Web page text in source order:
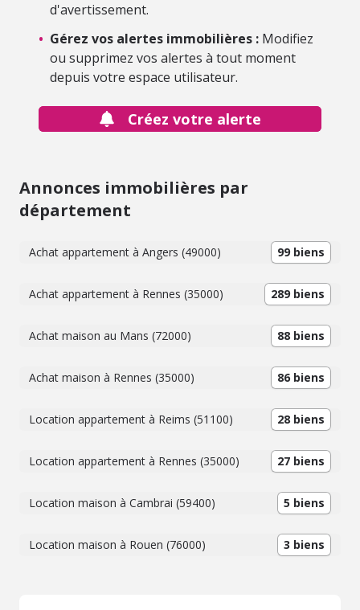
d'avertissement.
• Gérez vos alertes immobilières : Modifiez
ou supprimez vos alertes à tout moment
depuis votre espace utilisateur.
Créez votre alerte
Annonces immobilières par
département
Achat appartement à Angers (49000) 99 biens
Achat appartement à Rennes (35000) 289 biens
Achat maison au Mans (72000) 88 biens
Achat maison à Rennes (35000) 86 biens
Location appartement à Reims (51100) 28 biens
Location appartement à Rennes (35000) 27 biens
Location maison à Cambrai (59400) 5 biens
Location maison à Rouen (76000) 3 biens